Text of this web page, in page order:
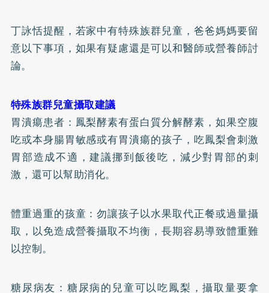
丁詠恬提醒，若家中有特殊族群兒童，爸爸媽媽要留
意以下事項，如果有疑慮還是可以和醫師或營養師討
論。
特殊族群兒童攝取建議
胃潰瘍患者：鳳梨酵素有蛋白質分解酵素，如果空腹
吃或本身腸胃敏感或有胃潰瘍的孩子，吃鳳梨會刺激
胃部造成不適，建議挪到飯後吃，減少對胃部的刺
激，還可以幫助消化。
體重過重的孩童：勿讓孩子以水果取代正餐或過量攝
取，以免造成營養攝取不均衡，長期容易導致體重難
以控制。
糖尿病友：糖尿病的兒童可以吃鳳梨，攝取量要拿